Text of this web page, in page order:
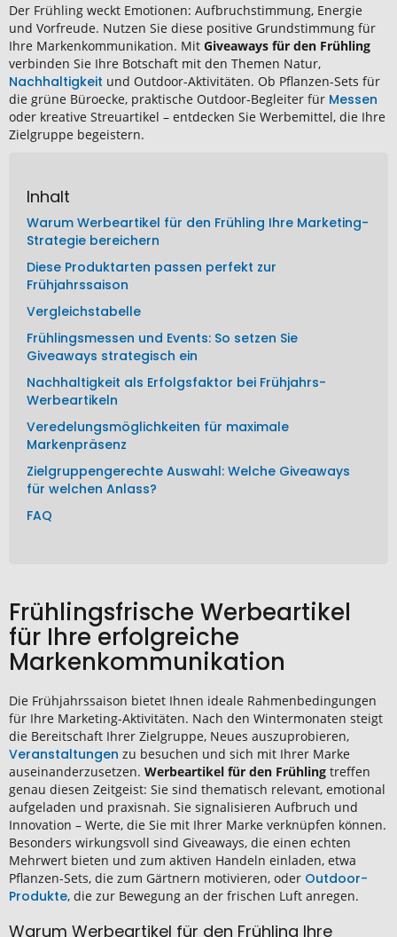
Der Frühling weckt Emotionen: Aufbruchstimmung, Energie
und Vorfreude. Nutzen Sie diese positive Grundstimmung für
Ihre Markenkommunikation. Mit Giveaways für den Frühling
verbinden Sie Ihre Botschaft mit den Themen Natur,
Nachhaltigkeit und Outdoor-Aktivitäten. Ob Pflanzen-Sets für
die grüne Büroecke, praktische Outdoor-Begleiter für Messen
oder kreative Streuartikel – entdecken Sie Werbemittel, die Ihre
Zielgruppe begeistern.
Inhalt
Warum Werbeartikel für den Frühling Ihre Marketing-
Strategie bereichern
Diese Produktarten passen perfekt zur
Frühjahrssaison
Vergleichstabelle
Frühlingsmessen und Events: So setzen Sie
Giveaways strategisch ein
Nachhaltigkeit als Erfolgsfaktor bei Frühjahrs-
Werbeartikeln
Veredelungsmöglichkeiten für maximale
Markenpräsenz
Zielgruppengerechte Auswahl: Welche Giveaways
für welchen Anlass?
FAQ
Frühlingsfrische Werbeartikel
für Ihre erfolgreiche
Markenkommunikation
Die Frühjahrssaison bietet Ihnen ideale Rahmenbedingungen
für Ihre Marketing-Aktivitäten. Nach den Wintermonaten steigt
die Bereitschaft Ihrer Zielgruppe, Neues auszuprobieren,
Veranstaltungen zu besuchen und sich mit Ihrer Marke
auseinanderzusetzen. Werbeartikel für den Frühling treffen
genau diesen Zeitgeist: Sie sind thematisch relevant, emotional
aufgeladen und praxisnah. Sie signalisieren Aufbruch und
Innovation – Werte, die Sie mit Ihrer Marke verknüpfen können.
Besonders wirkungsvoll sind Giveaways, die einen echten
Mehrwert bieten und zum aktiven Handeln einladen, etwa
Pflanzen-Sets, die zum Gärtnern motivieren, oder Outdoor-
Produkte, die zur Bewegung an der frischen Luft anregen.
Warum Werbeartikel für den Frühling Ihre